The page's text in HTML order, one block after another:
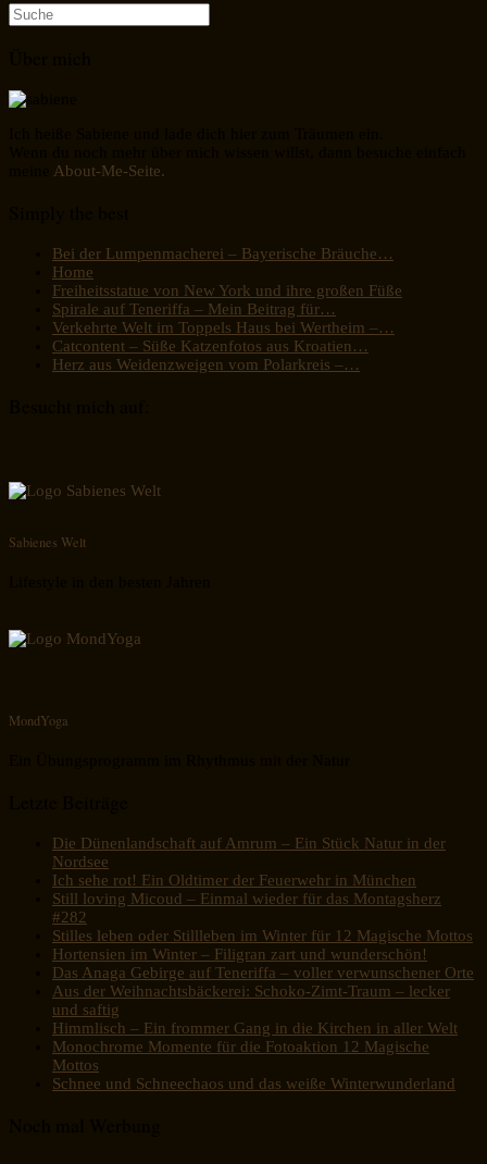
Suche
nach:
About-Me-Seite.
Bei der Lumpenmacherei – Bayerische Bräuche…
Home
Freiheitsstatue von New York und ihre großen Füße
Spirale auf Teneriffa – Mein Beitrag für…
Verkehrte Welt im Toppels Haus bei Wertheim –…
Catcontent – Süße Katzenfotos aus Kroatien…
Herz aus Weidenzweigen vom Polarkreis –…
Sabienes Welt
MondYoga
Die Dünenlandschaft auf Amrum – Ein Stück Natur in der
Nordsee
Ich sehe rot! Ein Oldtimer der Feuerwehr in München
Still loving Micoud – Einmal wieder für das Montagsherz
#282
Stilles leben oder Stillleben im Winter für 12 Magische Mottos
Hortensien im Winter – Filigran zart und wunderschön!
Das Anaga Gebirge auf Teneriffa – voller verwunschener Orte
Aus der Weihnachtsbäckerei: Schoko-Zimt-Traum – lecker
und saftig
Himmlisch – Ein frommer Gang in die Kirchen in aller Welt
Monochrome Momente für die Fotoaktion 12 Magische
Mottos
Schnee und Schneechaos und das weiße Winterwunderland